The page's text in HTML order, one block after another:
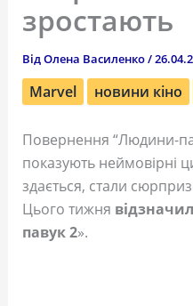
зростають
ВідОлена Василенко/
Marvel новини кіно
Повернення “Людини-
показують неймовірні
здається, стали
Цього тижня
павук 2».